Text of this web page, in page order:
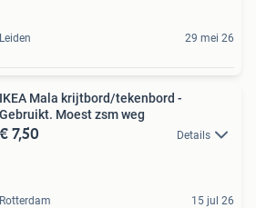
Leiden 29 mei 26
IKEA Mala krijtbord/tekenbord -
Gebruikt. Moest zsm weg
€ 7,50 Details
Rotterdam 15 jul 26